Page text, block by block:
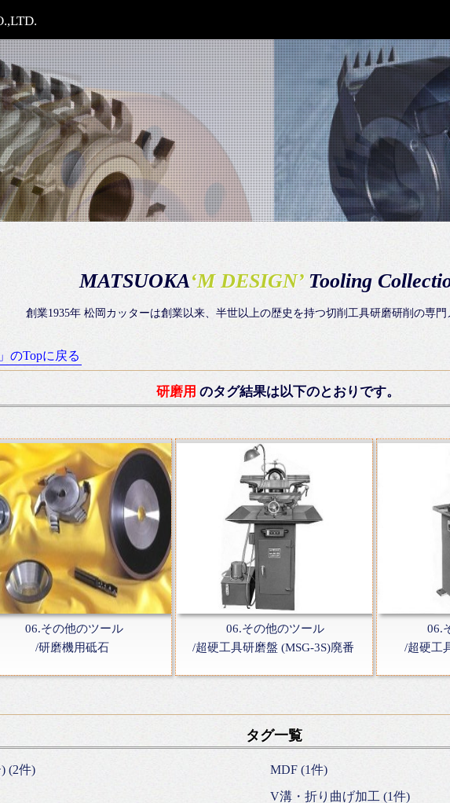
MATSUOKA‘M DESIGN’Tooling
創業1935年 松岡カッターは創業以来、半世以上の歴史を持つ切削工具研磨研削の専
のTopに戻る
研磨用 のタグ結果は以下のとおりです。
06.その他のツール
/研磨機用砥石
06.その他のツール
/超硬工具研磨盤 (MSG-3S)廃番
06.
/超硬工
タグ一覧
(2件)
MDF (1件)
V溝・折り曲げ加工 (1件)